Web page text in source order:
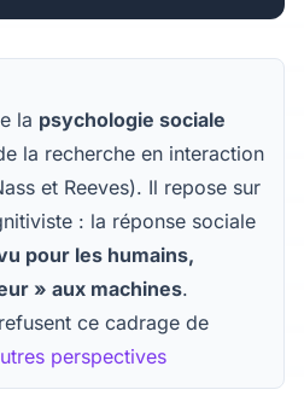
la psychologie sociale
la recherche en interaction
et Reeves). Il repose sur
: la réponse sociale
pour les humains,
» aux machines.
ce cadrage de
perspectives